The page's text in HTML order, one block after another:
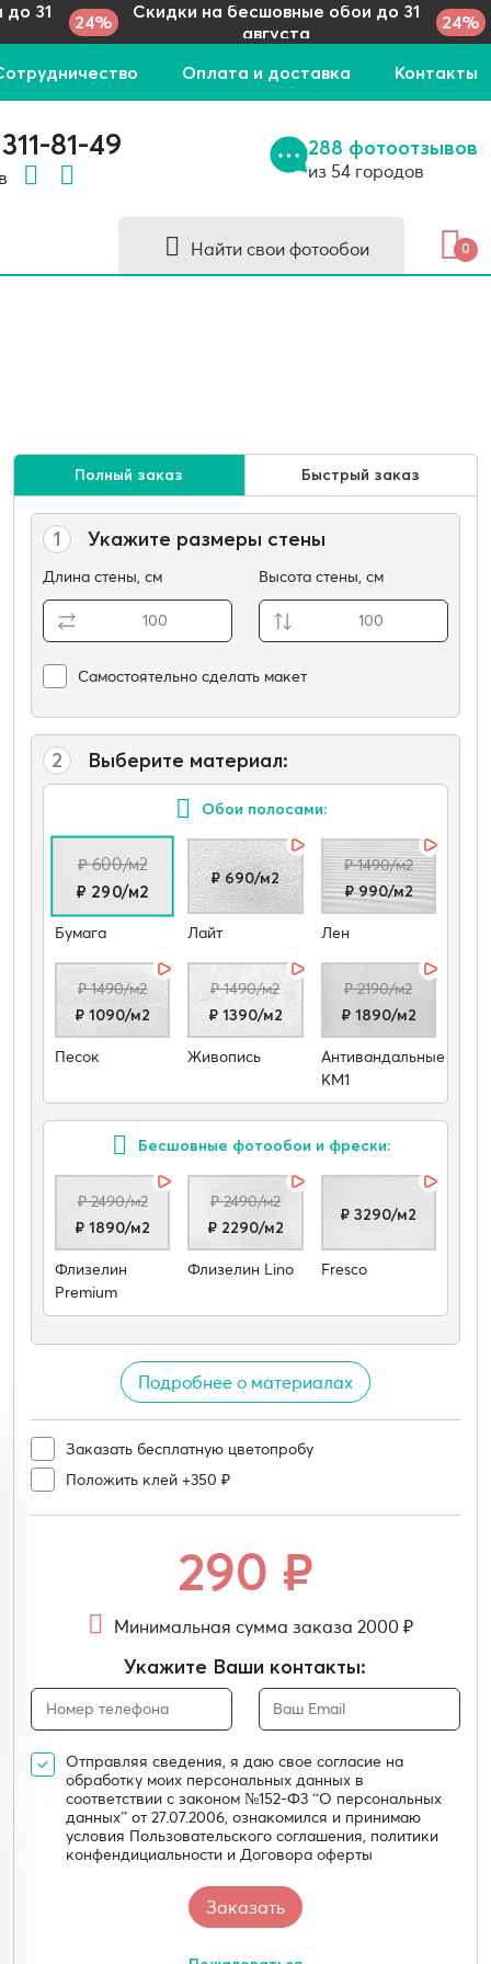
31
24%
Скидки на бесшовные обои до 31
августа
24%
Оплата и доставка Контакты
81-49 288 фотоотзывов
из 54 городов
Найти свои фотообои 0
Полный заказ Быстрый заказ
1 Укажите размеры стены
Длина стены, см Высота стены, см
Самостоятельно сделать макет
2 Выберите материал:
Обои полосами:
₽ 600/м2
₽ 290/м2
Бумага
₽ 690/м2
Лайт
₽ 1490/м2
₽ 990/м2
Лен
₽ 1490/м2
₽ 1090/м2
Песок
₽ 1490/м2
₽ 1390/м2
Живопись
₽ 2190/м2
₽ 1890/м2
Антивандальные
КМ1
Бесшовные фотообои и фрески:
₽ 2490/м2
₽ 1890/м2
Флизелин
Premium
₽ 2490/м2
₽ 2290/м2
Флизелин Lino
₽ 3290/м2
Fresco
Подробнее о материалах
Заказать бесплатную цветопробу
Положить клей +350 ₽
290 ₽
Минимальная сумма заказа 2000 ₽
Укажите Ваши контакты:
Отправляя сведения, я даю свое согласие на
обработку моих персональных данных в
соответствии с законом №152-Ф3 “О персональных
данных” от 27.07.2006, ознакомился и принимаю
условия Пользовательского соглашения, политики
конфендициальности и Договора оферты